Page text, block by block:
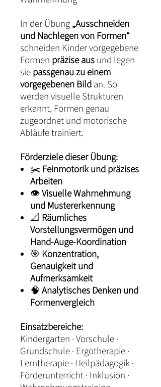
In der Übung„Ausschneiden
und Nachlegen von Formen“
schneiden Kinder vorgegebene
Formen präzise ausund legen
siepassgenau zu einem
vorgegebenen Bildan. So
werden visuelle Strukturen
erkannt, Formen genau
zugeordnet und motorische
Abläufe trainiert.
Förderziele dieser Übung:
✂️ Feinmotorik und präzises
Arbeiten
👁️Visuelle Wahrnehmung
und Mustererkennung
📐 Räumliches
Vorstellungsvermögen und
Hand-Auge-Koordination
🎯 Konzentration,
Genauigkeit und
Aufmerksamkeit
🧠 Analytisches Denken und
Formenvergleich
Einsatzbereiche:
Kindergarten · Vorschule ·
Grundschule · Ergotherapie ·
Lerntherapie · Heilpädagogik ·
Förderunterricht · Inklusion ·